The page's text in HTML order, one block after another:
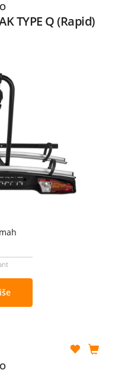
TYPE Q (Rapid)